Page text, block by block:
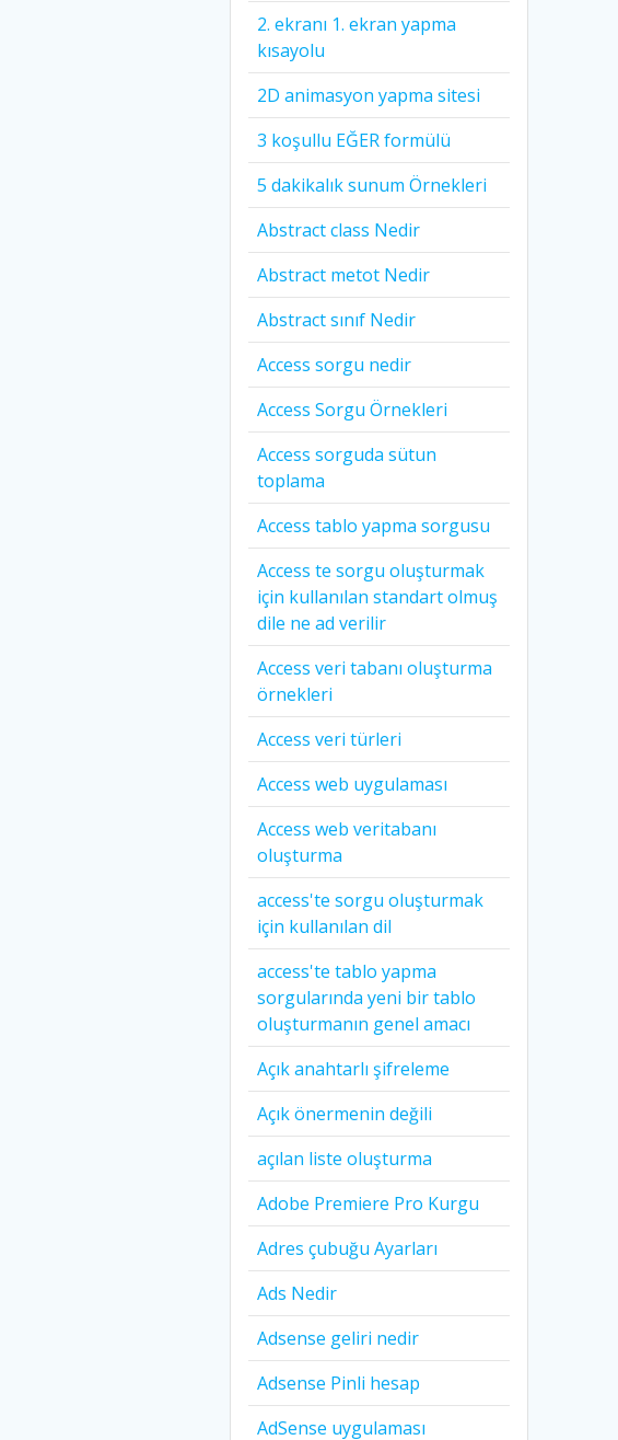
2. ekranı 1. ekran yapma
kısayolu
2D animasyon yapma sitesi
3 koşullu EĞER formülü
5 dakikalık sunum Örnekleri
Abstract class Nedir
Abstract metot Nedir
Abstract sınıf Nedir
Access sorgu nedir
Access Sorgu Örnekleri
Access sorguda sütun
toplama
Access tablo yapma sorgusu
Access te sorgu oluşturmak
için kullanılan standart olmuş
dile ne ad verilir
Access veri tabanı oluşturma
örnekleri
Access veri türleri
Access web uygulaması
Access web veritabanı
oluşturma
access'te sorgu oluşturmak
için kullanılan dil
access'te tablo yapma
sorgularında yeni bir tablo
oluşturmanın genel amacı
Açık anahtarlı şifreleme
Açık önermenin değili
açılan liste oluşturma
Adobe Premiere Pro Kurgu
Adres çubuğu Ayarları
Ads Nedir
Adsense geliri nedir
Adsense Pinli hesap
AdSense uygulaması